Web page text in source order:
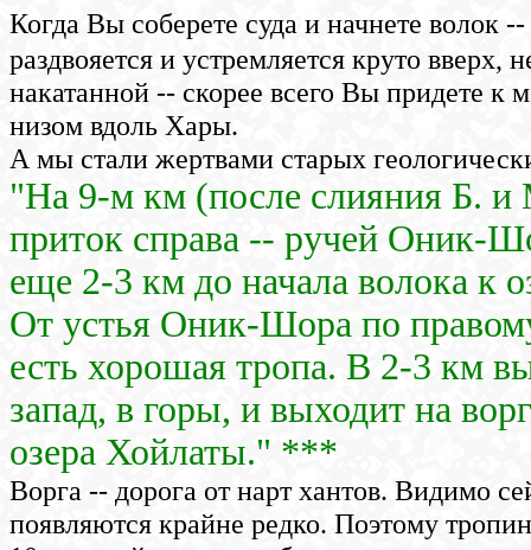
Когда Вы соберете суда и начнете волок
раздвояется и устремляется круто вверх,
накатанной -- скорее всего Вы придете к
низом вдоль Хары.
А мы стали жертвами старых
"На 9-м км (после слияния Б. и
приток справа -- ручей Оник-
еще 2-3 км до начала волока к
От устья Оник-Шора по
есть хорошая тропа. В 2-3 км
запад, в горы, и выходит на
озера Хойлаты." ***
Ворга -- дорога от нарт хантов. Видимо
появляются крайне редко. Поэтому